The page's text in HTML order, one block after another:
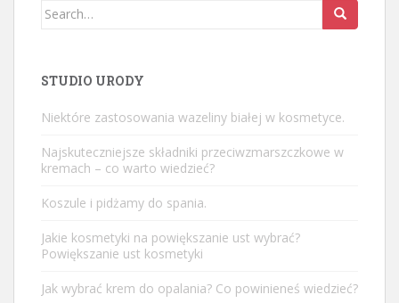
Search
STUDIO URODY
Niektóre zastosowania wazeliny białej w kosmetyce.
Najskuteczniejsze składniki przeciwzmarszczkowe w
kremach – co warto wiedzieć?
Koszule i pidżamy do spania.
Jakie kosmetyki na powiększanie ust wybrać?
Powiększanie ust kosmetyki
Jak wybrać krem do opalania? Co powinieneś wiedzieć?